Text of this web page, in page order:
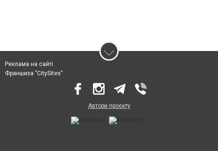
Реклама на сайті
Франшиза "CitySites"
Автори проєкту